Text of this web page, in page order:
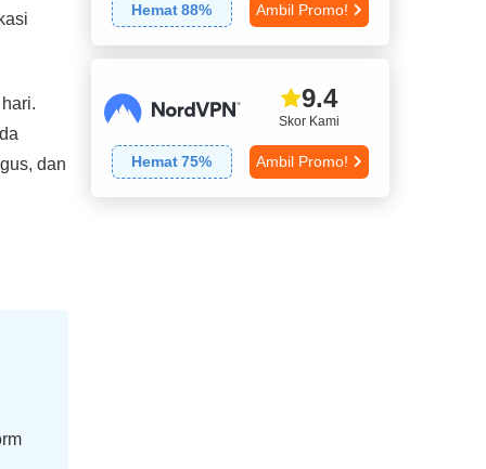
hari.
dan
Hemat 88% Ambil Promo!
Skor Kami
9.4
Hemat 75% Ambil Promo!